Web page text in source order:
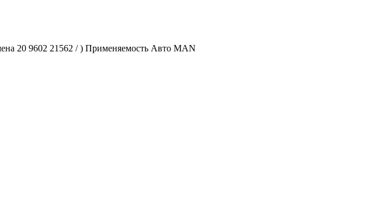
20 9602 21562 / ) Применяемость Авто MAN